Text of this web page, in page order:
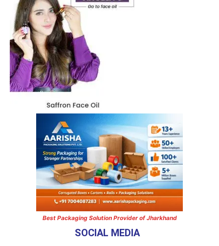
Best Packaging Solution Provider of Jharkhand
SOCIAL MEDIA